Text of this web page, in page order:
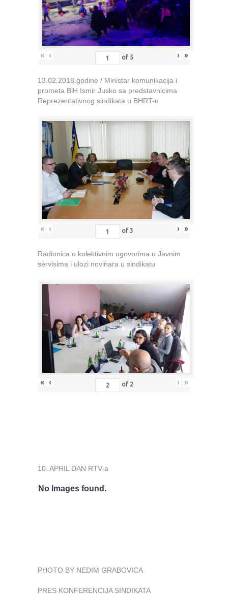
« ‹ of 5 › »
13.02.2018.godine / Ministar komunikacija i
prometa BiH Ismir Jusko sa predstavnicima
Reprezentativnog sindikata u BHRT-u
« ‹ of 3 › »
Radionica o kolektivnim ugovorima u Javnim
servisima i ulozi novinara u sindikatu
« ‹ of 2 › »
10. APRIL DAN RTV-a
No Images found.
PHOTO BY NEDIM GRABOVICA
PRES KONFERENCIJA SINDIKATA